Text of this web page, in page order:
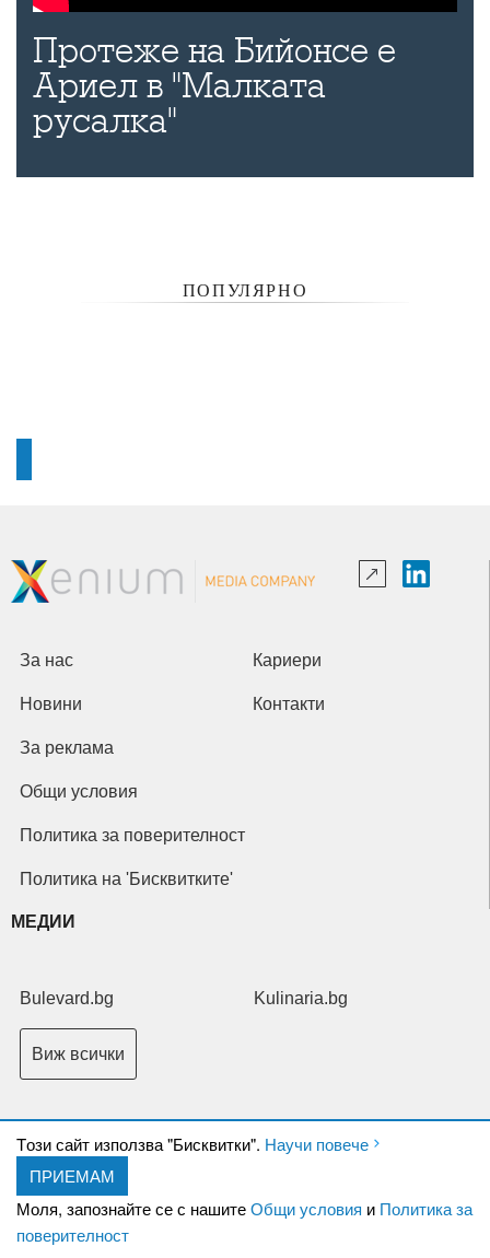
Протеже на Бийонсе е
Ариел в "Малката
русалка"
ПОПУЛЯРНО
Tози сайт използва "Бисквитки". Научи повече
ПРИЕМАМ
Моля, запознайте се с нашитеОбщи условия и Политика за
поверителност
За нас Кариери
Новини Контакти
За реклама
Общи условия
Политика за поверителност
Политика на 'Бисквитките'
МЕДИИ
Bulevard.bg Kulinaria.bg
Виж всички
Copyright © 2026 Ксениум ООД. Всички права запазени.
XeniumCompany.com